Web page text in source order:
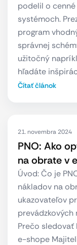
podelil o
systémoch.
program
správnej
užitočný
hľadáte
Čítať článok
21. novembra 2024
PNO: Ako
na obrate v
Úvod: Čo je
nákladov na
ukazovateľov
Prečo sledovať
e-shope